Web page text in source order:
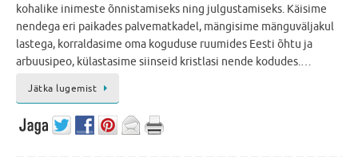
kohalike inimeste õnnistamiseks ning julgustamiseks. Käisime
nendega eri paikades palvematkadel, mängisime mänguväljakul
lastega, korraldasime oma koguduse ruumides Eesti õhtu ja
arbuusipeo, külastasime siinseid kristlasi nende kodudes.…
Jätka lugemist